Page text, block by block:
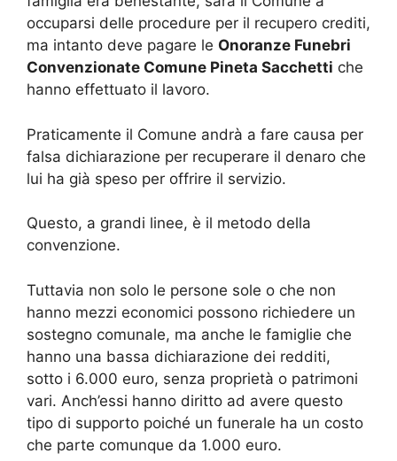
occuparsi delle procedure per il recupero crediti,
ma intanto deve pagare le Onoranze Funebri
Convenzionate Comune Pineta Sacchetti che
hanno effettuato il lavoro.
Praticamente il Comune andrà a fare causa per
falsa dichiarazione per recuperare il denaro che
lui ha già speso per offrire il servizio.
Questo, a grandi linee, è il metodo della
convenzione.
Tuttavia non solo le persone sole o che non
hanno mezzi economici possono richiedere un
sostegno comunale, ma anche le famiglie che
hanno una bassa dichiarazione dei redditi,
sotto i 6.000 euro, senza proprietà o patrimoni
vari. Anch’essi hanno diritto ad avere questo
tipo di supporto poiché un funerale ha un costo
che parte comunque da 1.000 euro.